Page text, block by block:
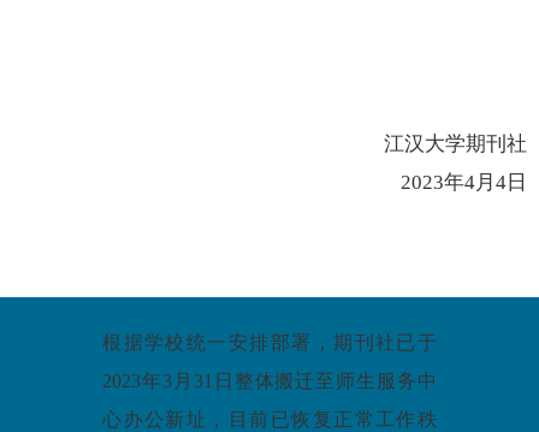
江汉大学期刊社
2023年4月4日
根据学校统一安排部署，期刊社已于
2023年3月31日整体搬迁至师生服务中
心办公新址，目前已恢复正常工作秩